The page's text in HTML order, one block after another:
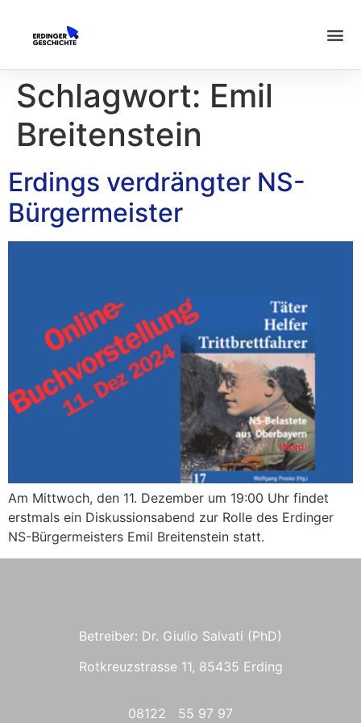
Schlagwort: Emil
Breitenstein
Erdings verdrängter NS-
Bürgermeister
Am Mittwoch, den 11. Dezember um 19:00 Uhr findet
erstmals ein Diskussionsabend zur Rolle des Erdinger
NS-Bürgermeisters Emil Breitenstein statt.
Betreiber: Dr. Giulio Salvati (PhD)
Rotkreuzstrasse 11, 85435 Erding
08122 55 97 97